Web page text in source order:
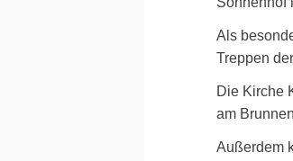
Als
Treppen
Die Kirche
am
Außerdem